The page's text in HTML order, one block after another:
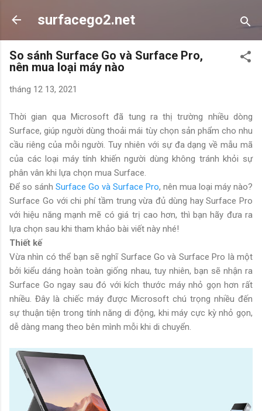
Chuyển đến nội dung chính
surfacego2.net
So sánh Surface Go và Surface Pro,
nên mua loại máy nào
tháng 12 13, 2021
Thời gian qua Microsoft đã tung ra thị trường nhiều dòng
Surface, giúp người dùng thoải mái tùy chọn sản phẩm cho nhu
cầu riêng của mỗi người. Tuy nhiên với sự đa dạng về mẫu mã
của các loại máy tính khiến người dùng không tránh khỏi sự
phân vân khi lựa chọn mua Surface.
Để so sánh Surface Go và Surface Pro, nên mua loại máy nào?
Surface Go với chi phí tầm trung vừa đủ dùng hay Surface Pro
với hiệu năng mạnh mẽ có giá trị cao hơn, thì bạn hãy đưa ra
lựa chọn sau khi tham khảo bài viết này nhé!
Thiết kế
Vừa nhìn có thể bạn sẽ nghĩ Surface Go và Surface Pro là một
bởi kiểu dáng hoàn toàn giống nhau, tuy nhiên, bạn sẽ nhận ra
Surface Go ngay sau đó với kích thước máy nhỏ gọn hơn rất
nhiều. Đây là chiếc máy được Microsoft chú trọng nhiều đến
sự thuận tiện trong tính năng di động, khi máy cực kỳ nhỏ gọn,
dễ dàng mang theo bên mình mỗi khi di chuyển.